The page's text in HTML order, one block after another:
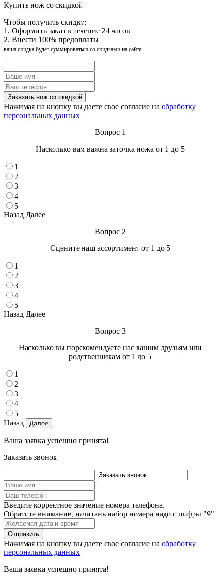
Купить нож со скидкой
Чтобы получить скидку:
1. Оформить заказ в течение 24 часов
2. Внести 100% предоплаты
ваша скидка будет суммироваться со скидками на сайте
Нажимая на кнопку вы даете свое согласие на обработку
персональных данных
Вопрос 1
Насколько вам важна заточка ножа от 1 до 5
1
2
3
4
5
Назад Далее
Вопрос 2
Оцените наш ассортимент от 1 до 5
1
2
3
4
5
Назад Далее
Вопрос 3
Насколько вы порекомендуете нас вашим друзьям или
родственникам от 1 до 5
1
2
3
4
5
Назад
Ваша заявка успешно принята!
Заказать звонок
Введите корректное значение номера телефона.
Обратите внимание, начитань набор номера надо с цифры "9"
Нажимая на кнопку вы даете свое согласие на обработку
персональных данных
Ваша заявка успешно принята!